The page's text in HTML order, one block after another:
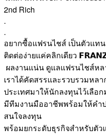
2nd Rich
.
.
อยากซื้อแฟรนไชส์ เป็นตัวแท
ติดต่อง่ายแค่คลิกเดียว
ผลงานแน่น ดูแลแฟรนไชส์หล
เราได้คัดสรรและรวบรวมหล
ประเทศมาให้นักลงทุนไว้เลือ
มีทีมงานมืออาชีพพร้อมให้คำ
สนใจลงทุน
พร้อมยกระดับธุรกิจสำหรับตัว